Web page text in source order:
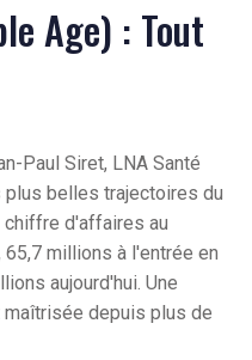
Age) : Tout
Paul Siret, LNA Santé
belles trajectoires du
chiffre d'affaires au
millions à l'entrée en
aujourd'hui. Une
depuis plus de